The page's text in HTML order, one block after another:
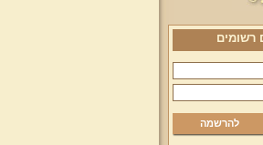
רשומים
להרשמה